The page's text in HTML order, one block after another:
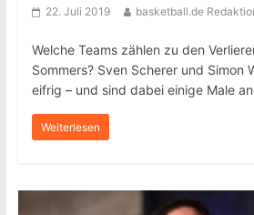
22. Juli 2019 basketball.de
Welche Teams zählen zu den
Sommers? Sven Scherer und Simon
eifrig – und sind dabei einige Male
Weiterlesen